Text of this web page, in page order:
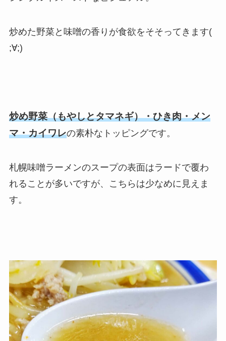
炒めた野菜と味噌の香りが食欲をそそってきます(
;∀;)
炒め野菜（もやしとタマネギ）・ひき肉・メン
マ・カイワレの素朴なトッピングです。
札幌味噌ラーメンのスープの表面はラードで覆わ
れることが多いですが、こちらは少なめに見えま
す。